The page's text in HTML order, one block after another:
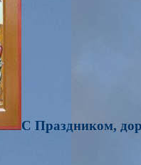
С Праздником,